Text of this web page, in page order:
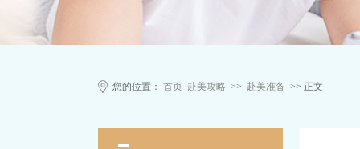
您的位置： 首页 赴美攻略 >> 赴美准备 >> 正文